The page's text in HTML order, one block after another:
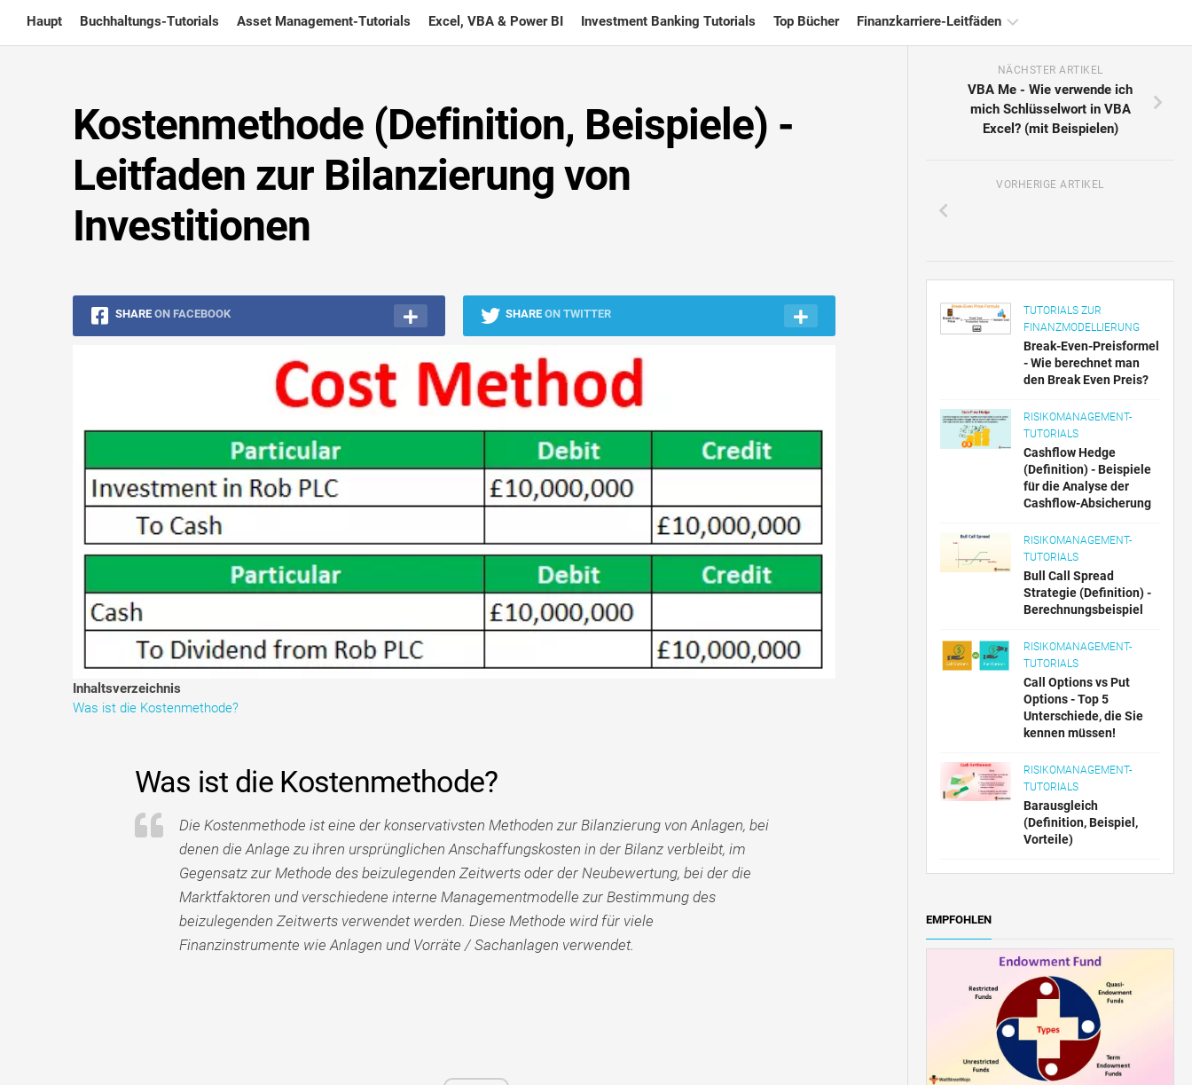
content
Haupt Buchhaltungs-Tutorials Asset Management-Tutorials Excel, VBA & Power BI Investment Banking Tutorials Top Bücher Finanzkarriere-Leitfäden
Finanzzertifizierung
Finanzmodellierung
Kostenmethode (Definition, Beispiele) -
Leitfaden zur Bilanzierung von
Investitionen
SHARE ON FACEBOOK SHARE ON TWITTER
Inhaltsverzeichnis
Was ist die Kostenmethode?
Was ist die Kostenmethode?
Die Kostenmethode ist eine der konservativsten Methoden zur Bilanzierung von Anlagen, bei
denen die Anlage zu ihren ursprünglichen Anschaffungskosten in der Bilanz verbleibt, im
Gegensatz zur Methode des beizulegenden Zeitwerts oder der Neubewertung, bei der die
Marktfaktoren und verschiedene interne Managementmodelle zur Bestimmung des
beizulegenden Zeitwerts verwendet werden. Diese Methode wird für viele
Finanzinstrumente wie Anlagen und Vorräte / Sachanlagen verwendet.
NÄCHSTER ARTIKEL
VBA Me - Wie verwende ich
mich Schlüsselwort in VBA
Excel? (mit Beispielen)
VORHERIGE ARTIKEL
TUTORIALS ZUR
FINANZMODELLIERUNG
Break-Even-Preisformel
- Wie berechnet man
den Break Even Preis?
RISIKOMANAGEMENT-
TUTORIALS
Cashflow Hedge
(Definition) - Beispiele
für die Analyse der
Cashflow-Absicherung
RISIKOMANAGEMENT-
TUTORIALS
Bull Call Spread
Strategie (Definition) -
Berechnungsbeispiel
RISIKOMANAGEMENT-
TUTORIALS
Call Options vs Put
Options - Top 5
Unterschiede, die Sie
kennen müssen!
RISIKOMANAGEMENT-
TUTORIALS
Barausgleich
(Definition, Beispiel,
Vorteile)
EMPFOHLEN